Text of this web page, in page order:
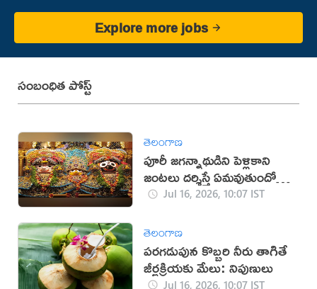
Explore more jobs
సంబంధిత పోస్ట్
తెలంగాణ
పూరీ జగన్నాథుడిని పెళ్లికాని
జంటలు దర్శిస్తే ఏమవుతుందో
తెలుసా?
Jul 16, 2026, 10:07 IST
తెలంగాణ
పరగడుపున కొబ్బరి నీరు తాగితే
జీర్ణక్రియకు మేలు: నిపుణులు
Jul 16, 2026, 10:07 IST